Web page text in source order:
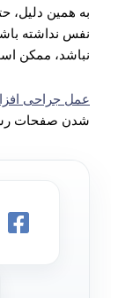
به همین دلیل،
نفس نداشته
نباشد، ممکن
عمل جراحی
شدن صفحات